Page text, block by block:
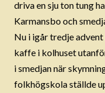
driva en sju ton tung
Karmansbo och
Nu i igår tredje
kaffe i kolhuset
i smedjan när
folkhögskola ställde